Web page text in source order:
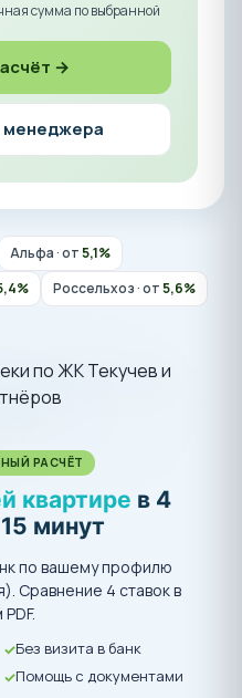
сумма по выбранной
→
менеджера
Альфа · от5,1%
Россельхоз · от5,6%
РАСЧЁТ
квартире в 4
минут
по вашему профилю
Сравнение 4 ставок в
Без визита в банк
Помощь с документами